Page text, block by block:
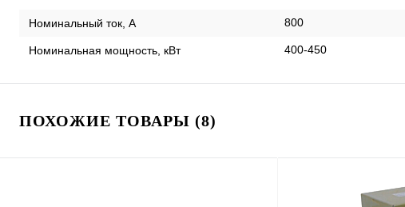
Номинальный ток, А 800
Номинальная мощность, кВт 400-450
ПОХОЖИЕ ТОВАРЫ (8)